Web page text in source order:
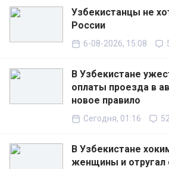
Узбекистанцы не
России
6-08-2026, 15:08
В Узбекистане
оплаты проезда в
новое правило
Сегодня, 01:16
В Узбекистане
женщины и отругал